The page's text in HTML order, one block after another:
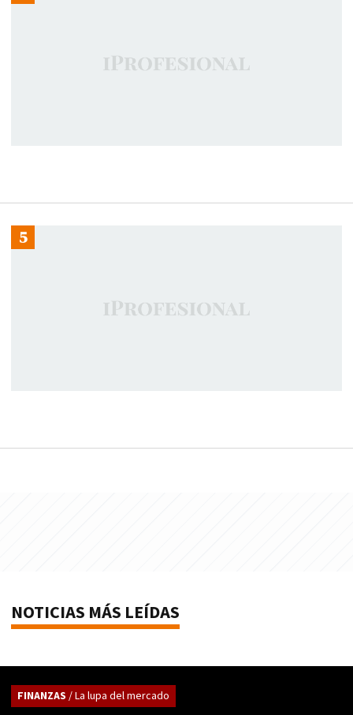
NOTICIAS MÁS LEÍDAS
FINANZAS / La lupa del mercado